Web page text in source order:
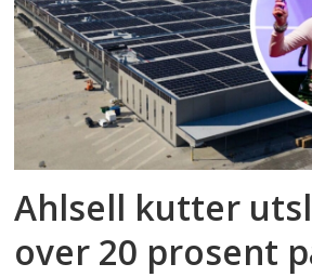
Ahlsell kutter
over 20 prosent